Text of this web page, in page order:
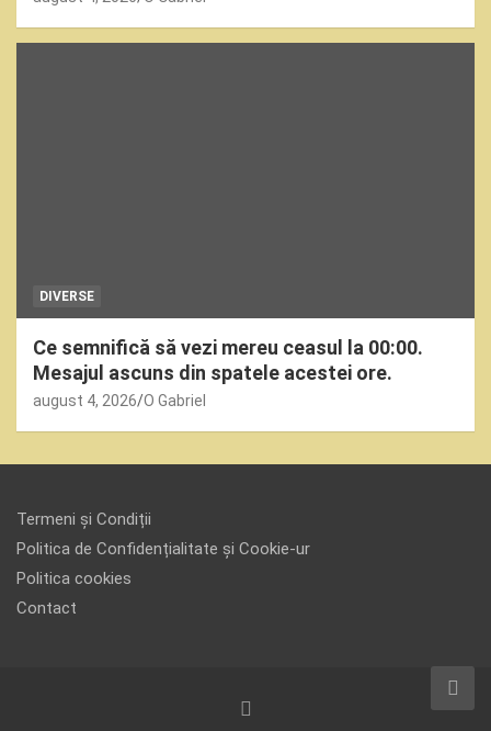
DIVERSE
Ce semnifică să vezi mereu ceasul la 00:00.
Mesajul ascuns din spatele acestei ore.
august 4, 2026 O Gabriel
Termeni și Condiții
Politica de Confidențialitate și Cookie-ur
Politica cookies
Contact